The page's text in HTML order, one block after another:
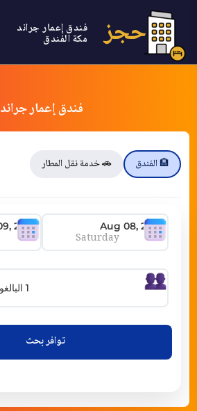
حجز فندق إعمار جراند
مكة الفندق
فندق إعمار جراند
🏨 الفندق 🚗 خدمة نقل المطار
Saturday
توافر بحث